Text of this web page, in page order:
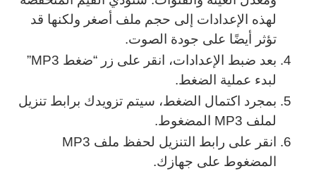
لهذه الإعدادات إلى حجم ملف أصغر ولكنها قد
تؤثر أيضًا على جودة الصوت.
بعد ضبط الإعدادات، انقر على زر “ضغط MP3”
لبدء عملية الضغط.
بمجرد اكتمال الضغط، سيتم تزويدك برابط تنزيل
لملف MP3 المضغوط.
انقر على رابط التنزيل لحفظ ملف MP3
المضغوط على جهازك.